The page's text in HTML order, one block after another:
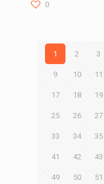
0
1 2 3
9 10 11
17 18 19
25 26 27
33 34 35
41 42 43
49 50 51